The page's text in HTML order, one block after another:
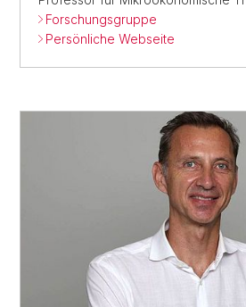
Forschungsgruppe
Persönliche Webseite